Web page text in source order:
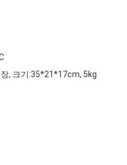
, 크기:35*21*17cm, 5kg